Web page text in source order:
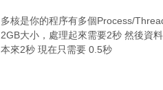
多核是你的程序有多個Process/
2GB大小，處理起來需要2秒 然後資
本來2秒 現在只需要 0.5秒